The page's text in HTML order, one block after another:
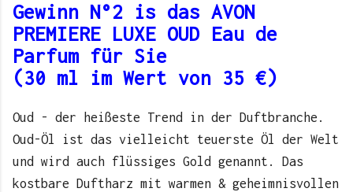
Gewinn N°2 is das AVON
PREMIERE LUXE OUD Eau de
Parfum für Sie
(30 ml im Wert von 35 €)
Oud - der heißeste Trend in der Duftbranche.
Oud-Öl ist das vielleicht teuerste Öl der Welt
und wird auch flüssiges Gold genannt. Das
kostbare Duftharz mit warmen & geheimnisvollen